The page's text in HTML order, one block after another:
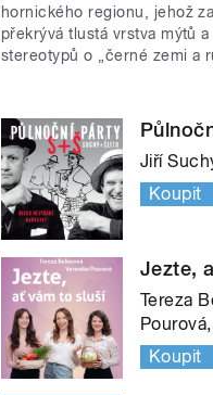
hornického regionu, jehož
překrývá tlustá vrstva mýtů
stereotypů o „černé zemi a
Jiří
Koupit
Jezte,
Tereza
Koupit